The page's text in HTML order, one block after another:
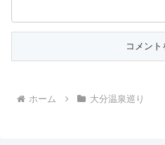
ホーム 大分温泉巡り